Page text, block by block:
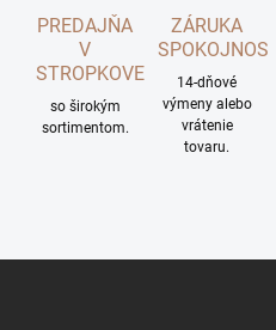
PREDAJŇA
V
STROPKOVE
so širokým
sortimentom.
ZÁRUKA
SPOKOJNOSTI
14-dňové
výmeny alebo
vrátenie
tovaru.